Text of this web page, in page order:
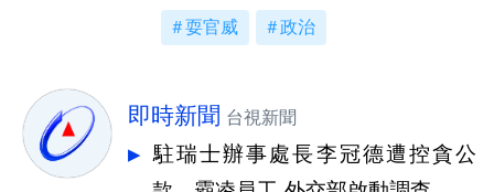
耍官威 政治
即時新聞 台視新聞
駐瑞士辦事處長李冠德遭控貪公